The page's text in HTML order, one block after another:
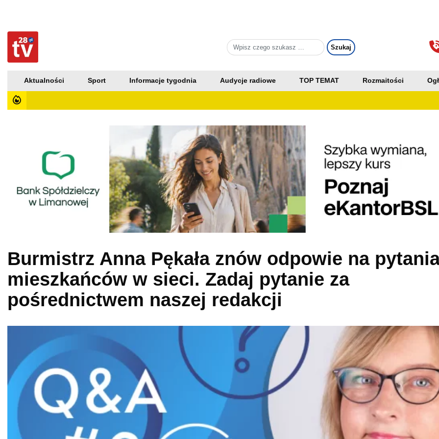
Aktualności Sport Informacje tygodnia Audycje radiowe TOP TEMAT Rozmaitości
Burmistrz Anna Pękała znów odpowie na
mieszkańców w sieci. Zadaj pytanie za
pośrednictwem naszej redakcji